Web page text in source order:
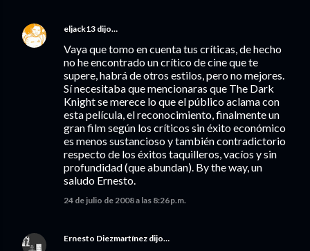
eljack13 dijo…
Vaya que tomo en cuenta tus críticas, de hecho
no he encontrado un crítico de cine que te
supere, habrá de otros estilos, pero no mejores.
Sí necesitaba que mencionaras que The Dark
Knight se merece lo que el público aclama con
esta película, el reconocimiento, finalmente un
gran film según los críticos sin éxito económico
es menos sustancioso y también contradictorio
respecto de los éxitos taquilleros, vacíos y sin
profundidad (que abundan). By the way, un
saludo Ernesto.
24 de julio de 2008 a las 8:26 p.m.
Ernesto Diezmartínez dijo…